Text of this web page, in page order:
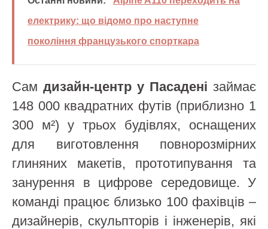
електрику: що відомо про наступне
покоління французького спорткара
Сам дизайн-центр у Пасадені займає
148 000 квадратних футів (приблизно 1
300 м²) у трьох будівлях, оснащених
для виготовлення повнорозмірних
глиняних макетів, прототипування та
занурення в цифрове середовище. У
команді працює близько 100 фахівців –
дизайнерів, скульпторів і інженерів, які